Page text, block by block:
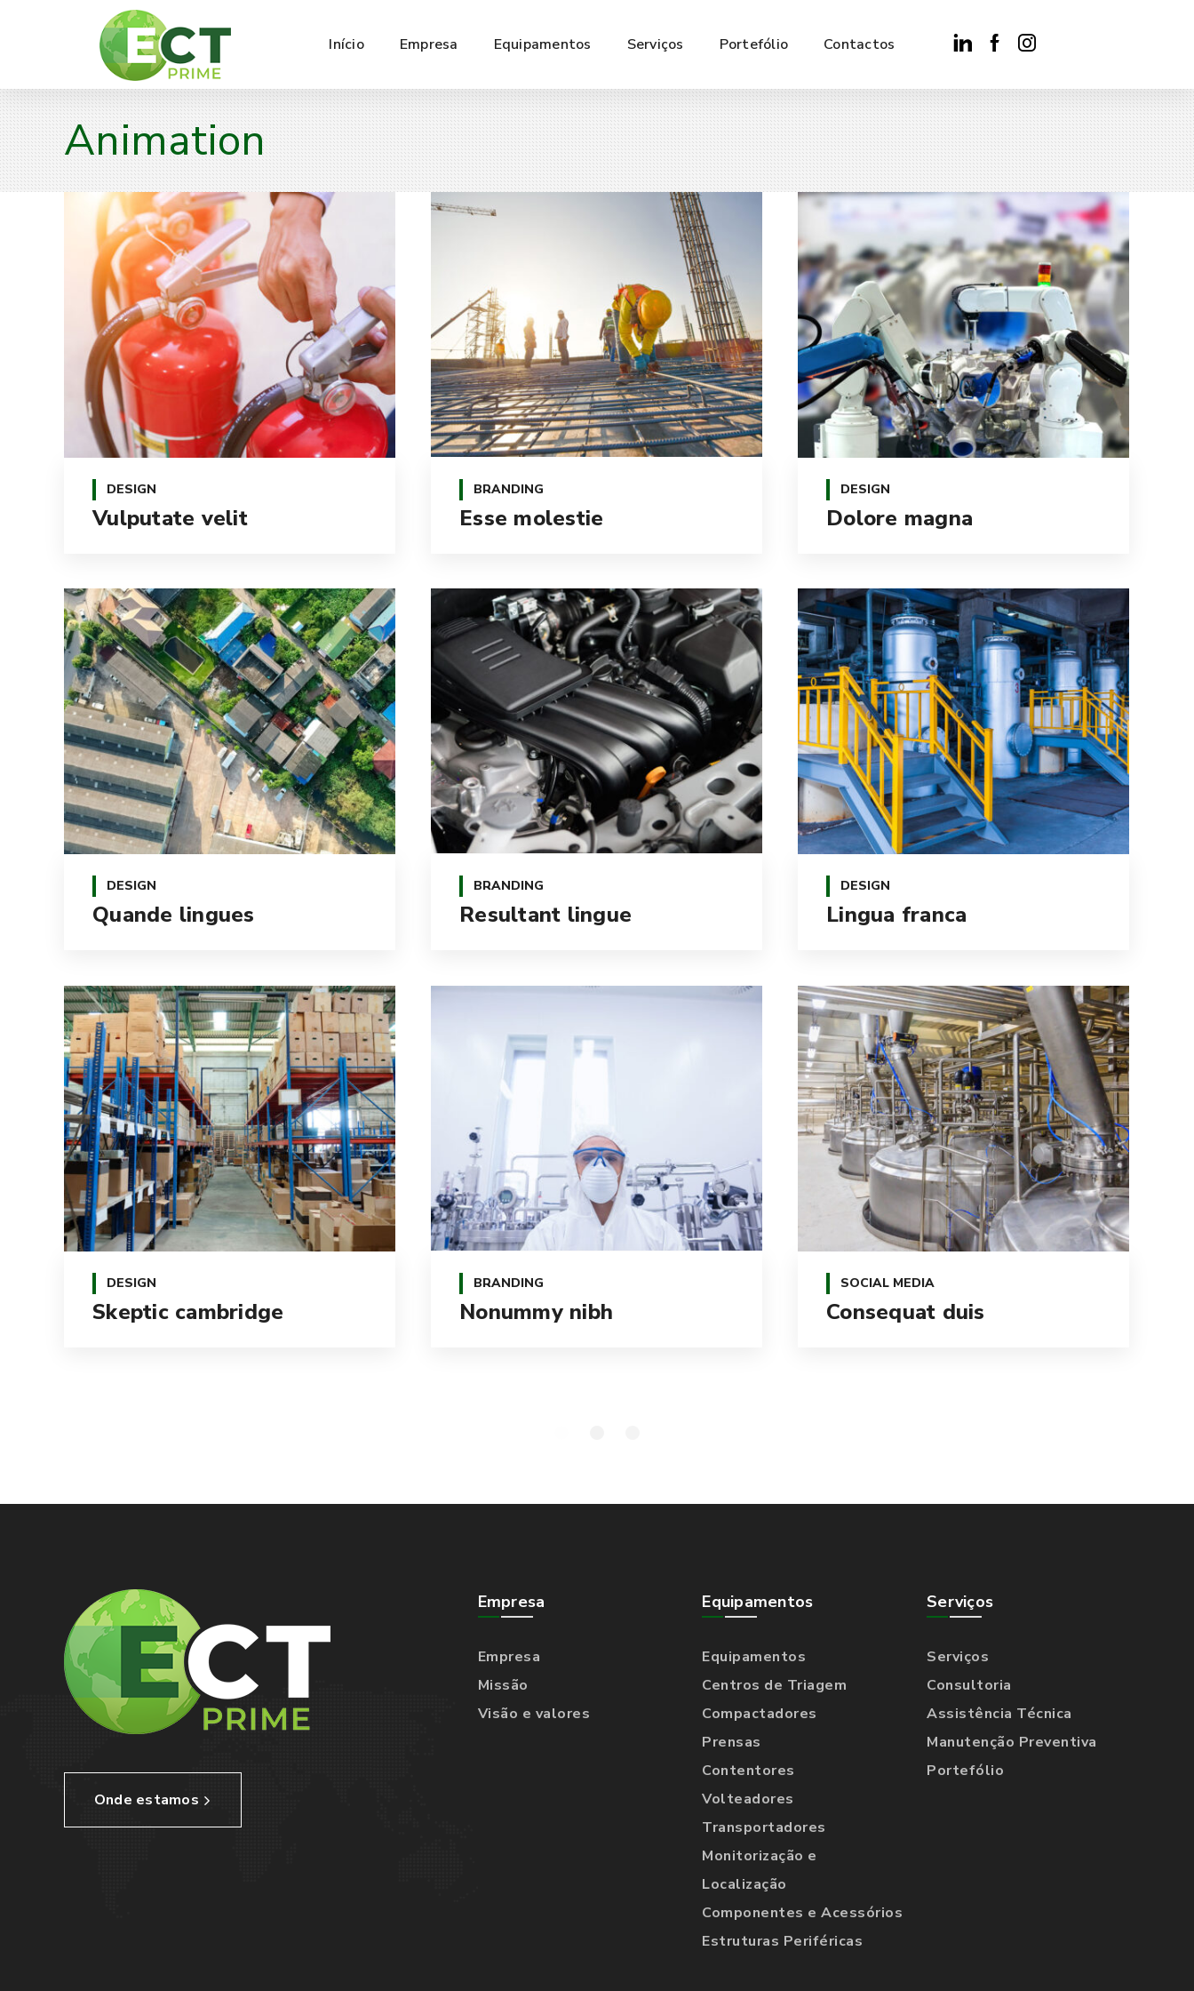
Início Empresa Equipamentos Serviços Portefólio Contactos
Animation
DESIGN
Vulputate velit
BRANDING
Esse molestie
DESIGN
Dolore magna
DESIGN
Quande lingues
BRANDING
Resultant lingue
DESIGN
Lingua franca
DESIGN
Skeptic cambridge
BRANDING
Nonummy nibh
SOCIAL MEDIA
Consequat duis
Onde estamos
Empresa
Empresa
Missão
Visão e valores
Equipamentos
Equipamentos
Centros de Triagem
Compactadores
Prensas
Contentores
Volteadores
Transportadores
Monitorização e
Localização
Componentes e Acessórios
Estruturas Periféricas
Serviços
Serviços
Consultoria
Assistência Técnica
Manutenção Preventiva
Portefólio